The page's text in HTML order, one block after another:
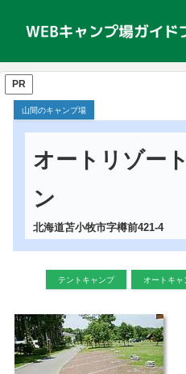
PR
山間のキャンプ場
オートリゾー
ン
北海道苫小牧市字樽前421-4
テントキャンプ オートキャ